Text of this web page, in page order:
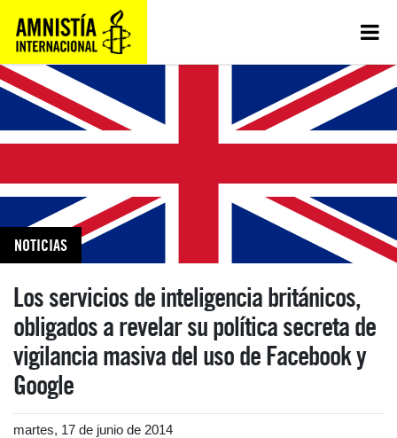
NOTICIAS
Los servicios de inteligencia británicos,
obligados a revelar su política secreta de
vigilancia masiva del uso de Facebook y
Google
martes, 17 de junio de 2014